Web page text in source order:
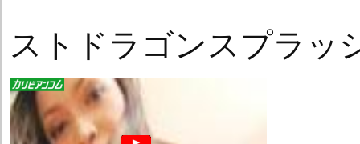
ストドラゴンスプラッ